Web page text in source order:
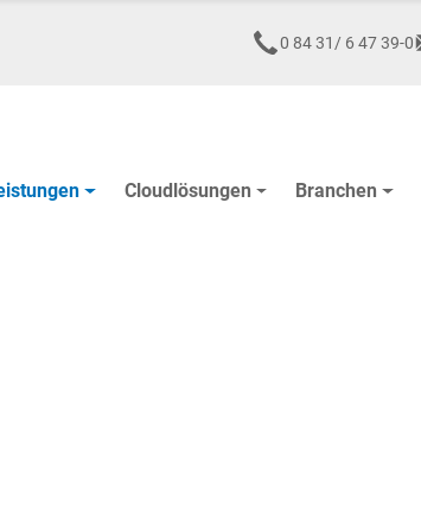
0 84 31/ 6 47 39-0
Cloudlösungen Branchen